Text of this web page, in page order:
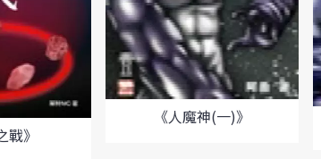
戰》
《人魔神(一)》